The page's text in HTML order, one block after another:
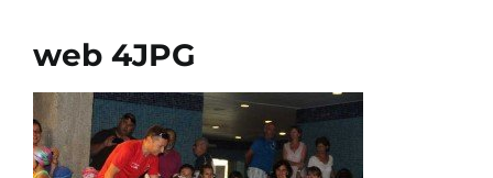
CONTACTO
web 4JPG